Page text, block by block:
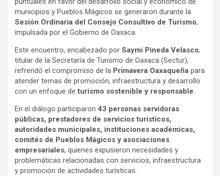
municipios y Pueblos Mágicos se generaron durante la
Sesión Ordinaria del Consejo Consultivo de Turismo,
impulsada por el Gobierno de Oaxaca.
Este encuentro, encabezado por Saymi Pineda Velasco,
titular de la Secretaría de Turismo de Oaxaca (Sectur),
refrendó el compromiso de la Primavera Oaxaqueña para
atender temas de promoción, infraestructura y desarrollo
con un enfoque deturismo sostenible y responsable
En el diálogo participaron 43 personas servidoras
públicas, prestadores de servicios turísticos,
autoridades municipales, instituciones académicas,
comités de Pueblos Mágicos y asociaciones
empresariales, quienes expusieron necesidades y
problemáticas relacionadas con servicios, infraestructura
y promoción de actividades turísticas.